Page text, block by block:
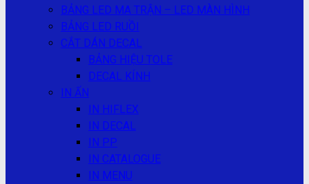
BẢNG LED MA TRẬN – LED MÀN HÌNH
BẢNG LED RUỒI
CẮT DÁN DECAL
BẢNG HIỆU TOLE
DECAL KÍNH
IN ẤN
IN HIFLEX
IN DECAL
IN PP
IN CATALOGUE
IN MENU